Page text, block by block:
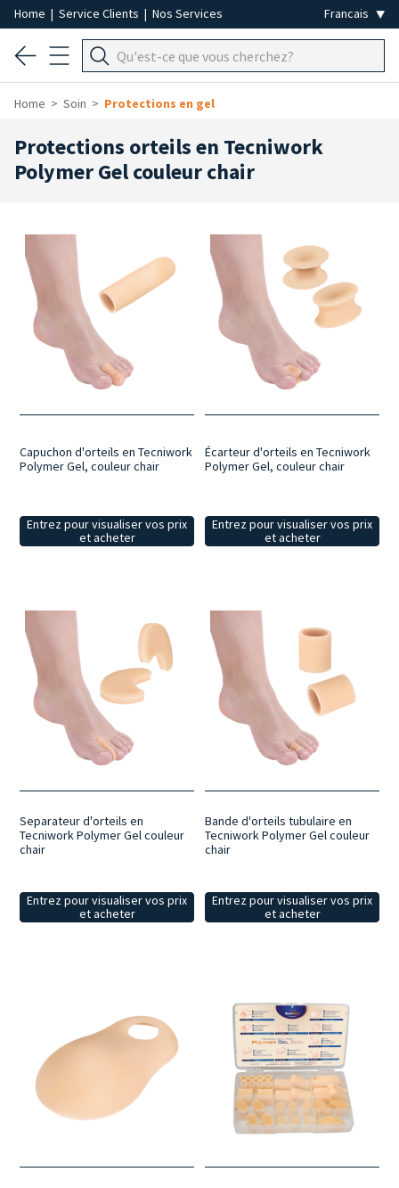
Home | Service Clients | Nos Services
Home Soin Protections en gel
Protections orteils en Tecniwork
Polymer Gel couleur chair
Capuchon d'orteils en Tecniwork
Polymer Gel, couleur chair
Entrez pour visualiser vos prix
et acheter
Écarteur d'orteils en Tecniwork
Polymer Gel, couleur chair
Entrez pour visualiser vos prix
et acheter
Separateur d'orteils en
Tecniwork Polymer Gel couleur
chair
Entrez pour visualiser vos prix
et acheter
Bande d'orteils tubulaire en
Tecniwork Polymer Gel couleur
chair
Entrez pour visualiser vos prix
et acheter